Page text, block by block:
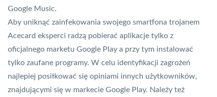
Google Music.
Aby uniknąć zainfekowania swojego smartfona trojanem
Acecard eksperci radzą pobierać aplikacje tylko z
oficjalnego marketu Google Play a przy tym instalować
tylko zaufane programy. W celu identyfikacji zagrożeń
najlepiej posiłkować się opiniami innych użytkowników,
znajdującymi się w markecie Google Play. Należy też